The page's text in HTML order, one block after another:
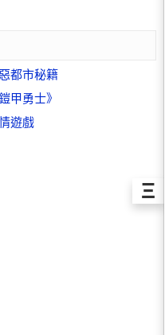
都市秘籍
鎧甲勇士》
遊戲
Ξ